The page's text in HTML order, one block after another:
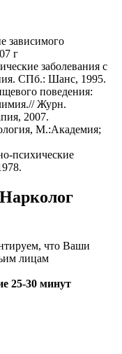
зависимого
г
заболевания с
СПб.: Шанс, 1995.
поведения:
Журн.
2007.
М.:Академия;
психические
что Ваши
лицам
25-30 минут